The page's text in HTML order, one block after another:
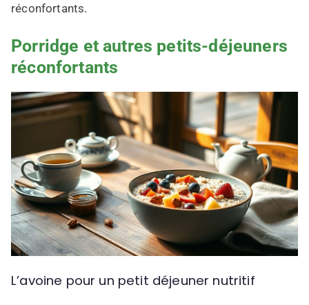
réconfortants.
Porridge et autres petits-déjeuners
réconfortants
L’avoine pour un petit déjeuner nutritif